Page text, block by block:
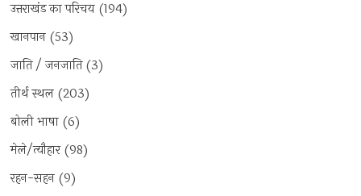
उत्तराखंड का परिचय (194)
खानपान (53)
जाति / जनजाति(3)
तीर्थ स्थल (203)
बोली भाषा (6)
मेले/त्यौहार(98)
रहन-सहन (9)